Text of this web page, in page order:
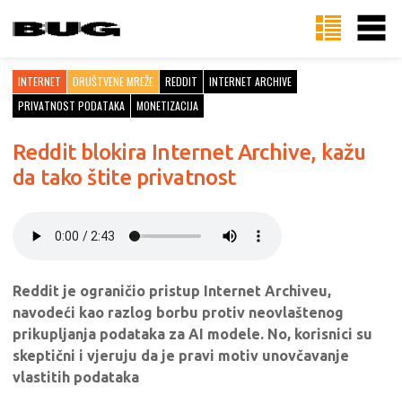
INTERNET DRUŠTVENE MREŽE REDDIT
INTERNET ARCHIVE
PRIVATNOST PODATAKA
MONETIZACIJA
Reddit blokira Internet Archive, kažu
da tako štite privatnost
Reddit je ograničio pristup Internet Archiveu,
navodeći kao razlog borbu protiv neovlaštenog
prikupljanja podataka za AI modele. No, korisnici su
skeptični i vjeruju da je pravi motiv unovčavanje
vlastitih podataka